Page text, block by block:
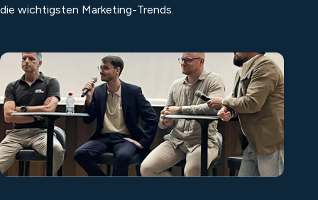
die wichtigsten Marketing-Trends.